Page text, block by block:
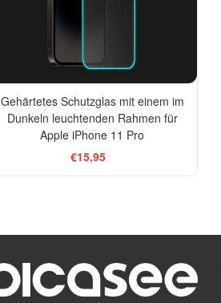
Gehärtetes Schutzglas mit einem im
Dunkeln leuchtenden Rahmen für
Apple iPhone 11 Pro
€15,95